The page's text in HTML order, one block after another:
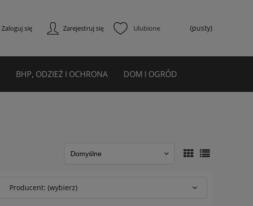
Zarejestruj się
Zaloguj się (pusty)
BHP, ODZIEŻ I OCHRONA DOM I OGRÓD
Producent: (wybierz)